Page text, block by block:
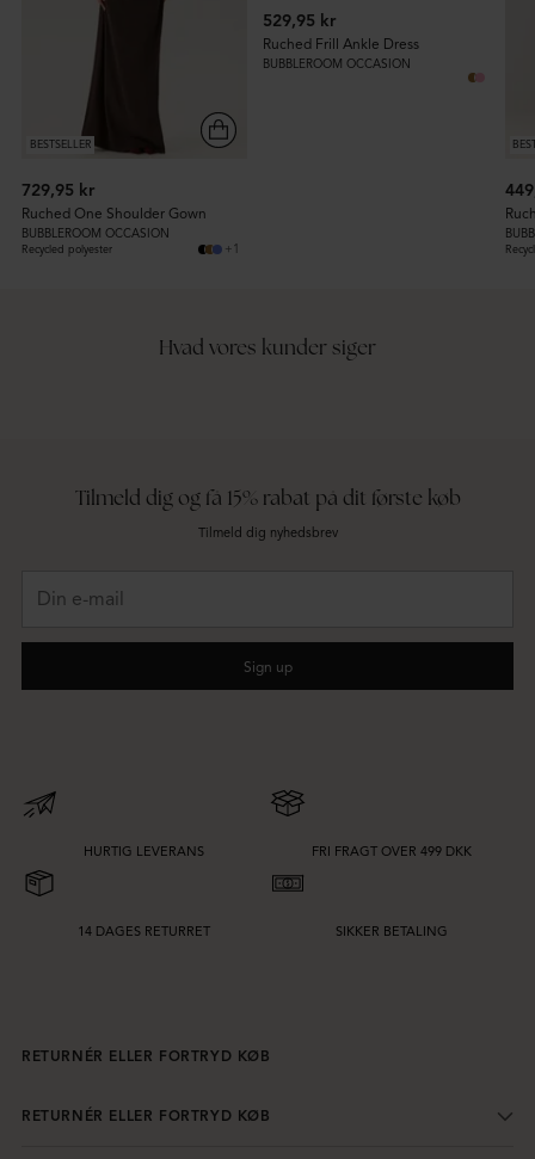
BESTSELLER
729,95 kr
Ruched One Shoulder Gown
BUBBLEROOM OCCASION
Recycled polyester +1
529,95 kr
Ruched Frill Ankle Dress
BUBBLEROOM OCCASION
Hvad vores kunder siger
Tilmeld dig og få 15% rabat på dit første køb
Tilmeld dig nyhedsbrev
Sign up
HURTIG LEVERANS FRI FRAGT OVER 499 DKK
14 DAGES RETURRET SIKKER BETALING
RETURNÉR ELLER FORTRYD KØB
RETURNÉR ELLER FORTRYD KØB